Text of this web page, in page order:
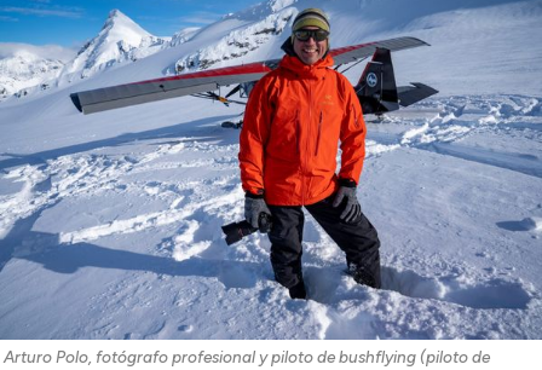
Arturo Polo, fotógrafo profesional y piloto de bushflying (piloto de